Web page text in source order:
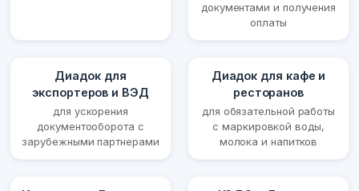
документами и получения
оплаты
Диадок для
экспортеров и ВЭД
для ускорения
документооборота с
зарубежными партнерами
Диадок для кафе и
ресторанов
для обязательной работы
с маркировкой воды,
молока и напитков